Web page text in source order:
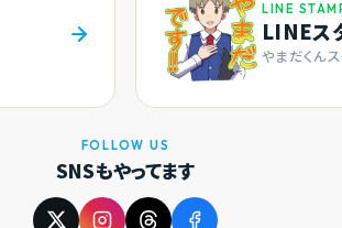
LINE
LINEス
やまだくん
FOLLOW US
SNSもやってます